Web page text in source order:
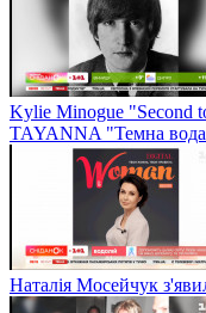
Kylie Minogue "Second
TAYANNA "Темна
Наталія Мосейчук